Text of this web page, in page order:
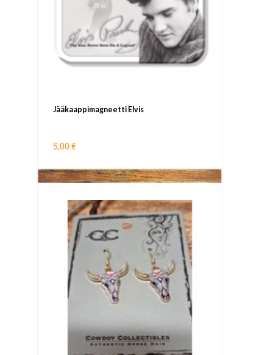
Jääkaappimagneetti Elvis
5,00 €